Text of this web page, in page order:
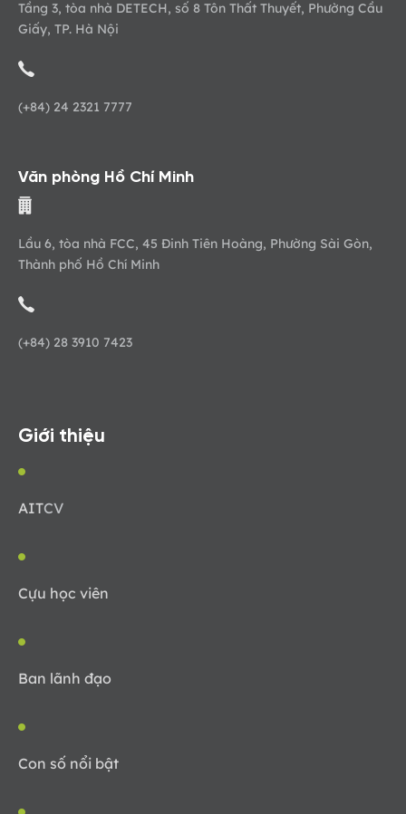
Tầng 3, tòa nhà DETECH, số 8 Tôn Thất Thuyết, Phường Cầu
Giấy, TP. Hà Nội
(+84) 24 2321 7777
Văn phòng Hồ Chí Minh
Lầu 6, tòa nhà FCC, 45 Đinh Tiên Hoàng, Phường Sài Gòn,
Thành phố Hồ Chí Minh
(+84) 28 3910 7423
Giới thiệu
AITCV
Cựu học viên
Ban lãnh đạo
Con số nổi bật